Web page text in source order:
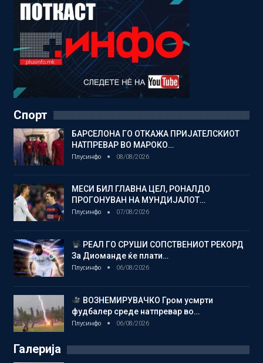
Спорт
БАРСЕЛОНА ГО ОТКАЖА ПРИЈАТЕЛСКИОТ
НАТПРЕВАР ВО МАРОКО…
Плусинфо 08/08/2026
МЕСИ БИЛ ГЛАВНА ЦЕЛ, РОНАЛДО
ПРОГОНУВАН НА МУНДИЈАЛОТ…
Плусинфо 07/08/2026
РЕАЛ ГО СРУШИ СОПСТВЕНИОТ РЕКОРД
За Диоманде ќе плати…
Плусинфо 06/08/2026
ВОЗНЕМИРУВАЧКО Гром усмрти
фудбалер среде натпревар во…
Плусинфо 06/08/2026
Галерија